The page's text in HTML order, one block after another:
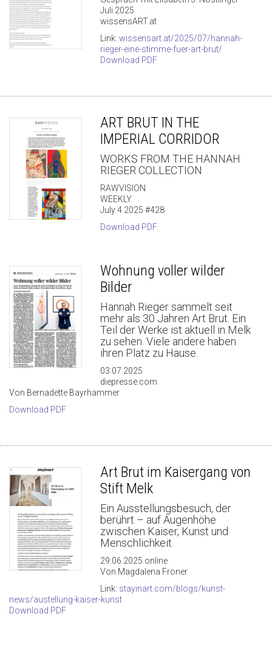
Juli 2025
wissensART.at
Link: wissensart.at/2025/07/hannah-
rieger-eine-stimme-fuer-art-brut/
Download PDF
ART BRUT IN THE
IMPERIAL CORRIDOR
WORKS FROM THE HANNAH
RIEGER COLLECTION
RAWVISION
WEEKLY
July 4 2025 #428
Download PDF
Wohnung voller wilder
Bilder
Hannah Rieger sammelt seit
mehr als 30 Jahren Art Brut. Ein
Teil der Werke ist aktuell in Melk
zu sehen. Viele andere haben
ihren Platz zu Hause.
03.07.2025
diepresse.com
Von Bernadette Bayrhammer
Download PDF
Art Brut im Kaisergang von
Stift Melk
Ein Ausstellungsbesuch, der
berührt – auf Augenhöhe
zwischen Kaiser, Kunst und
Menschlichkeit.
29.06.2025 online
Von Magdalena Froner
Link: stayinart.com/blogs/kunst-
news/austellung-kaiser-kunst
Download PDF